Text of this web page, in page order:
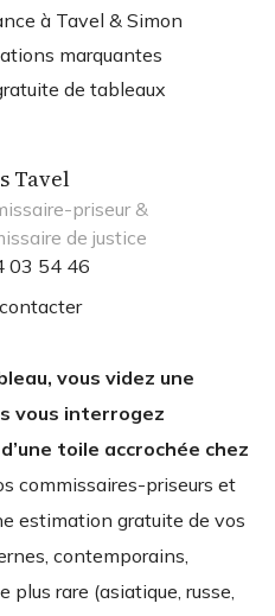
à Tavel & Simon
marquantes
de tableaux
Tavel
priseur &
de justice
03 54 46
vous videz une
vous interrogez
toile accrochée chez
commissaires-priseurs et
estimation gratuite de vos
contemporains,
plus rare (asiatique, russe,